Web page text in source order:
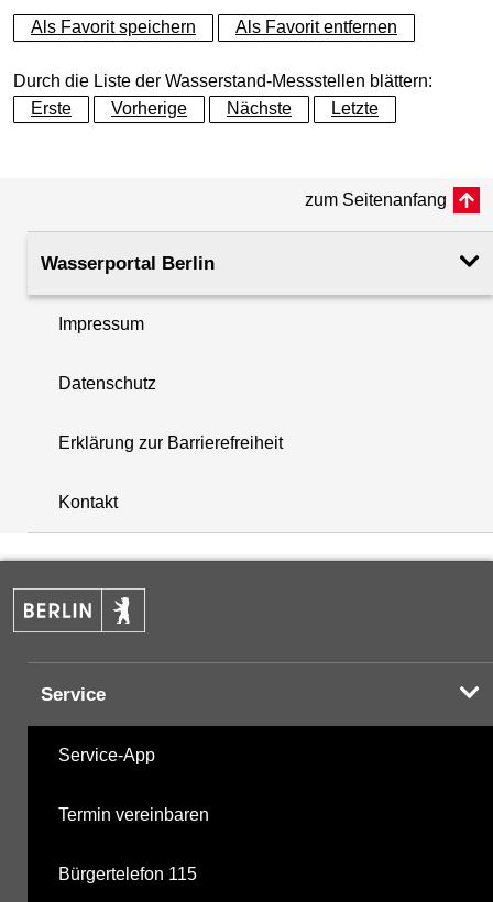
+
−
+
−
Als Favorit speichern Als Favorit entfernen
Durch die Liste der Wasserstand-Messstellen blättern:
Erste
Vorherige Nächste Letzte
zum Seitenanfang
Wasserportal Berlin
Impressum
Datenschutz
Erklärung zur Barrierefreiheit
Kontakt
Service
Service-App
Termin vereinbaren
Bürgertelefon 115